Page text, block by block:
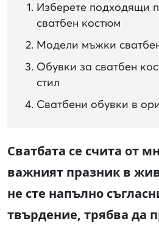
Изберете подходящи
сватбен костюм
Модели мъжки
Обувки за сватбен
стил
Сватбени обувки в
Сватбата се счита от
важният празник в
не сте напълно
твърдение, трябва да